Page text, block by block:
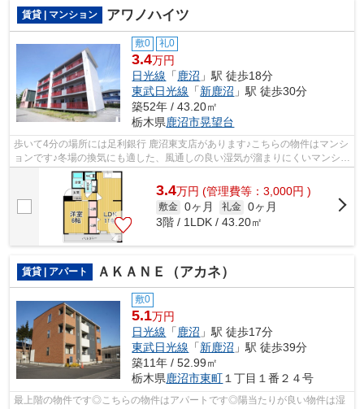
賃貸 | マンション アワノハイツ
敷0 礼0
3.4万円
日光線 「 鹿沼 」駅 徒歩18分
東武日光線 「新鹿沼 」駅 徒歩30分
築52年 / 43.20㎡
栃木県鹿沼市晃望台
歩いて4分の場所には足利銀行 鹿沼東支店があります♪こちらの物件はマンシ
ョンです♪冬場の換気にも適した、風通しの良い湿気が溜まりにくいマンショ
ンです♪眺望良好なマンションはこち...
3.4万円 (管理費等：3,000円 )
敷金 0ヶ月 礼金 0ヶ月
3階 / 1LDK / 43.20㎡
賃貸 | アパート ＡＫＡＮＥ（アカネ）
敷0
5.1万円
日光線 「鹿沼 」駅 徒歩17分
東武日光線 「新鹿沼 」駅 徒歩39分
築11年 / 52.99㎡
栃木県鹿沼市東町１丁目１番２４号
最上階の物件です◎こちらの物件はアパートです◎陽当たりが良い物件は湿